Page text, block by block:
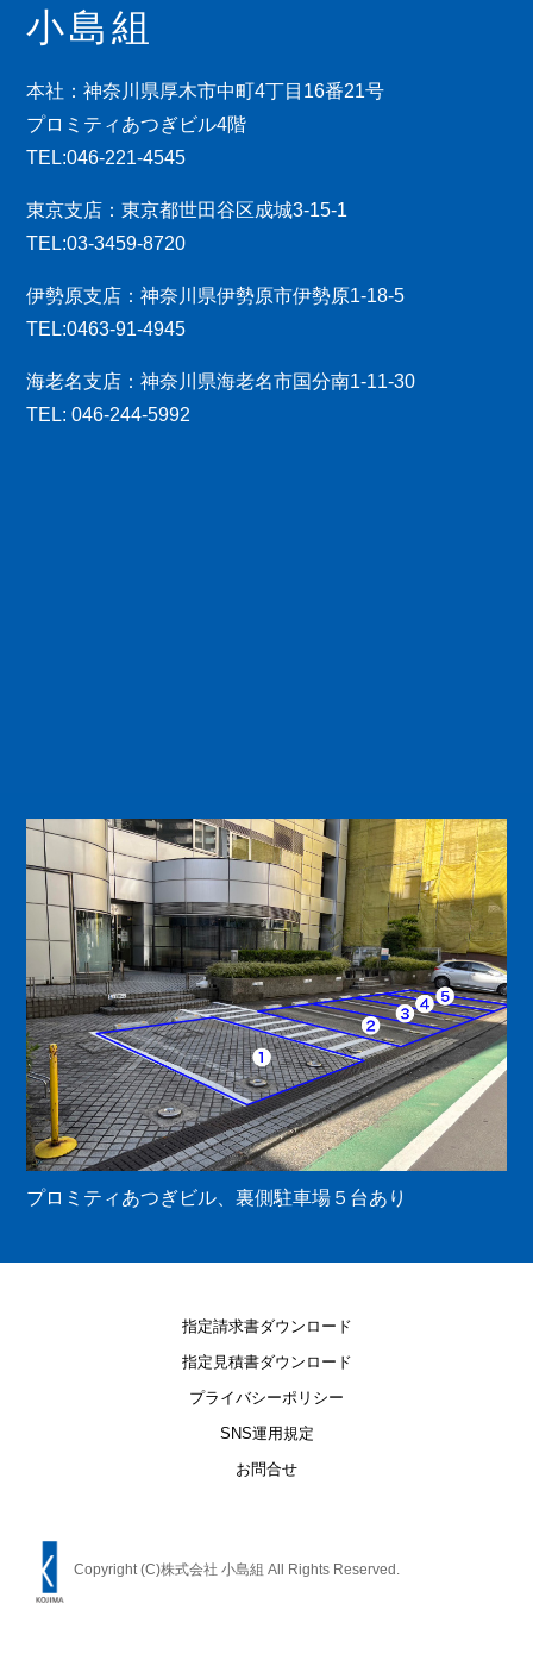
小島組
本社：神奈川県厚木市中町4丁目16番21号
プロミティあつぎビル4階
TEL:046-221-4545
東京支店：東京都世田谷区成城3-15-1
TEL:03-3459-8720
伊勢原支店：神奈川県伊勢原市伊勢原1-18-5
TEL:0463-91-4945
海老名支店：神奈川県海老名市国分南1-11-30
TEL: 046-244-5992
プロミティあつぎビル、裏側駐車場５台あり
指定請求書ダウンロード
指定見積書ダウンロード
プライバシーポリシー
SNS運用規定
お問合せ
Copyright (C)株式会社 小島組 All Rights Reserved.